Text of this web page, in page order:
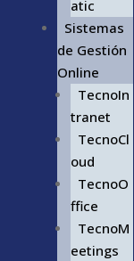
atic
Sistemas
de Gestión
Online
TecnoIn
tranet
TecnoCl
oud
TecnoO
ffice
TecnoM
eetings